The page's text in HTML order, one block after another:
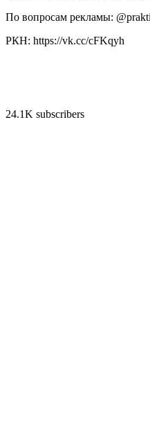
По вопросам рекламы:
РКН: https://vk.cc/cFKqyh
24.1K subscribers